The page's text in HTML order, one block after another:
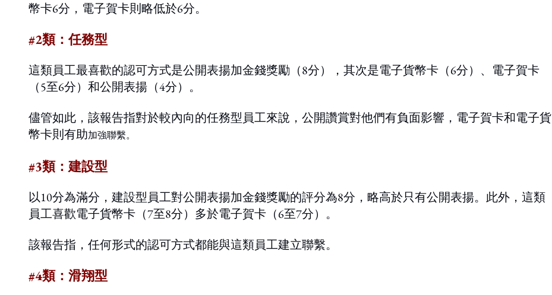
幣卡6分，電子賀卡則略低於6分。
#2類：任務型
這類員工最喜歡的認可方式是公開表揚加金錢獎勵（8分），其次是電子貨幣卡（6分）、電子賀卡
（5至6分）和公開表揚（4分）。
儘管如此，該報告指對於較內向的任務型員工來說，公開讚賞對他們有負面影響，電子賀卡和電子貨
幣卡則有助加強聯繫。
#3類：建設型
以10分為滿分，建設型員工對公開表揚加金錢獎勵的評分為8分，略高於只有公開表揚。此外，這類
員工喜歡電子貨幣卡（7至8分）多於電子賀卡（6至7分）。
該報告指，任何形式的認可方式都能與這類員工建立聯繫。
#4類：滑翔型